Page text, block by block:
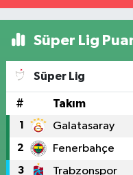
Süper Lig
Süper Lig
# Takım
1 Galatasaray
2 Fenerbahçe
3 Trabzonspor